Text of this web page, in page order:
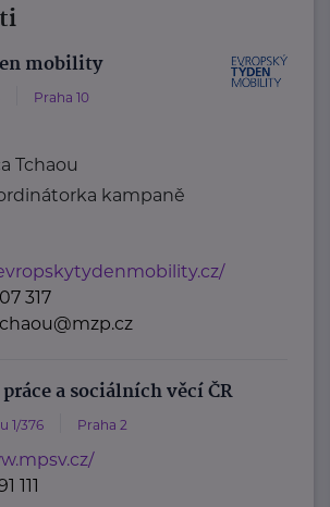
mobility
Praha 10
Tchaou
kampaně
317
a sociálních věcí ČR
1/376 Praha 2
111